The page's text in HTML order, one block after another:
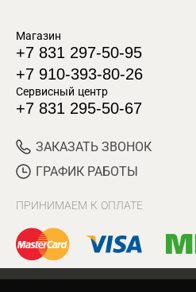
Магазин
+7 831 297-50-95
+7 910-393-80-26
Сервисный центр
+7 831 295-50-67
ЗАКАЗАТЬ ЗВОНОК
ГРАФИК РАБОТЫ
ПРИНИМАЕМ К ОПЛАТЕ